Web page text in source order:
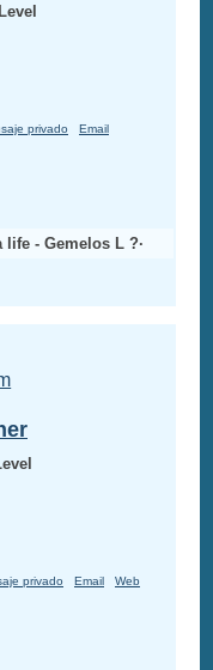
privado Email
life - Gemelos L ?·
privado Email Web